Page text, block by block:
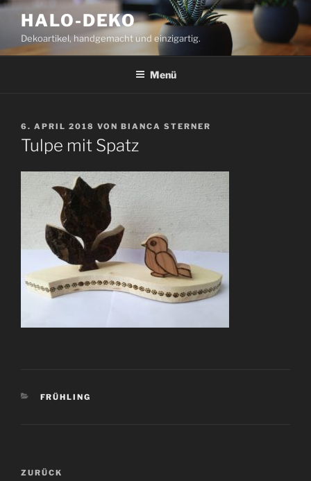
Zum
Inhalt
springen
HALO-DEKO
Dekoartikel, handgemacht und einzigartig.
Menü
VERÖFFENTLICHT
AM
6. APRIL 2018 VON BIANCA STERNER
Tulpe mit Spatz
KATEGORIEN
FRÜHLING
Beitragsnavigation
Vorheriger
ZURÜCK